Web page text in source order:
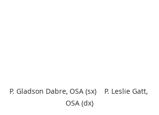
P. Gladson Dabre, OSA (sx)    P. Leslie Gatt,
OSA (dx)